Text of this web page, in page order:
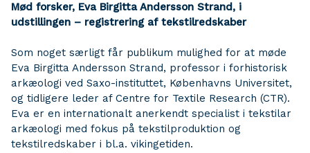
Mød forsker, Eva Birgitta Andersson Strand, i
udstillingen – registrering af tekstilredskaber
Som noget særligt får publikum mulighed for at møde
Eva Birgitta Andersson Strand, professor i forhistorisk
arkæologi ved Saxo-instituttet, Københavns Universitet,
og tidligere leder af Centre for Textile Research (CTR).
Eva er en internationalt anerkendt specialist i tekstilar
arkæologi med fokus på tekstilproduktion og
tekstilredskaber i bl.a. vikingetiden.